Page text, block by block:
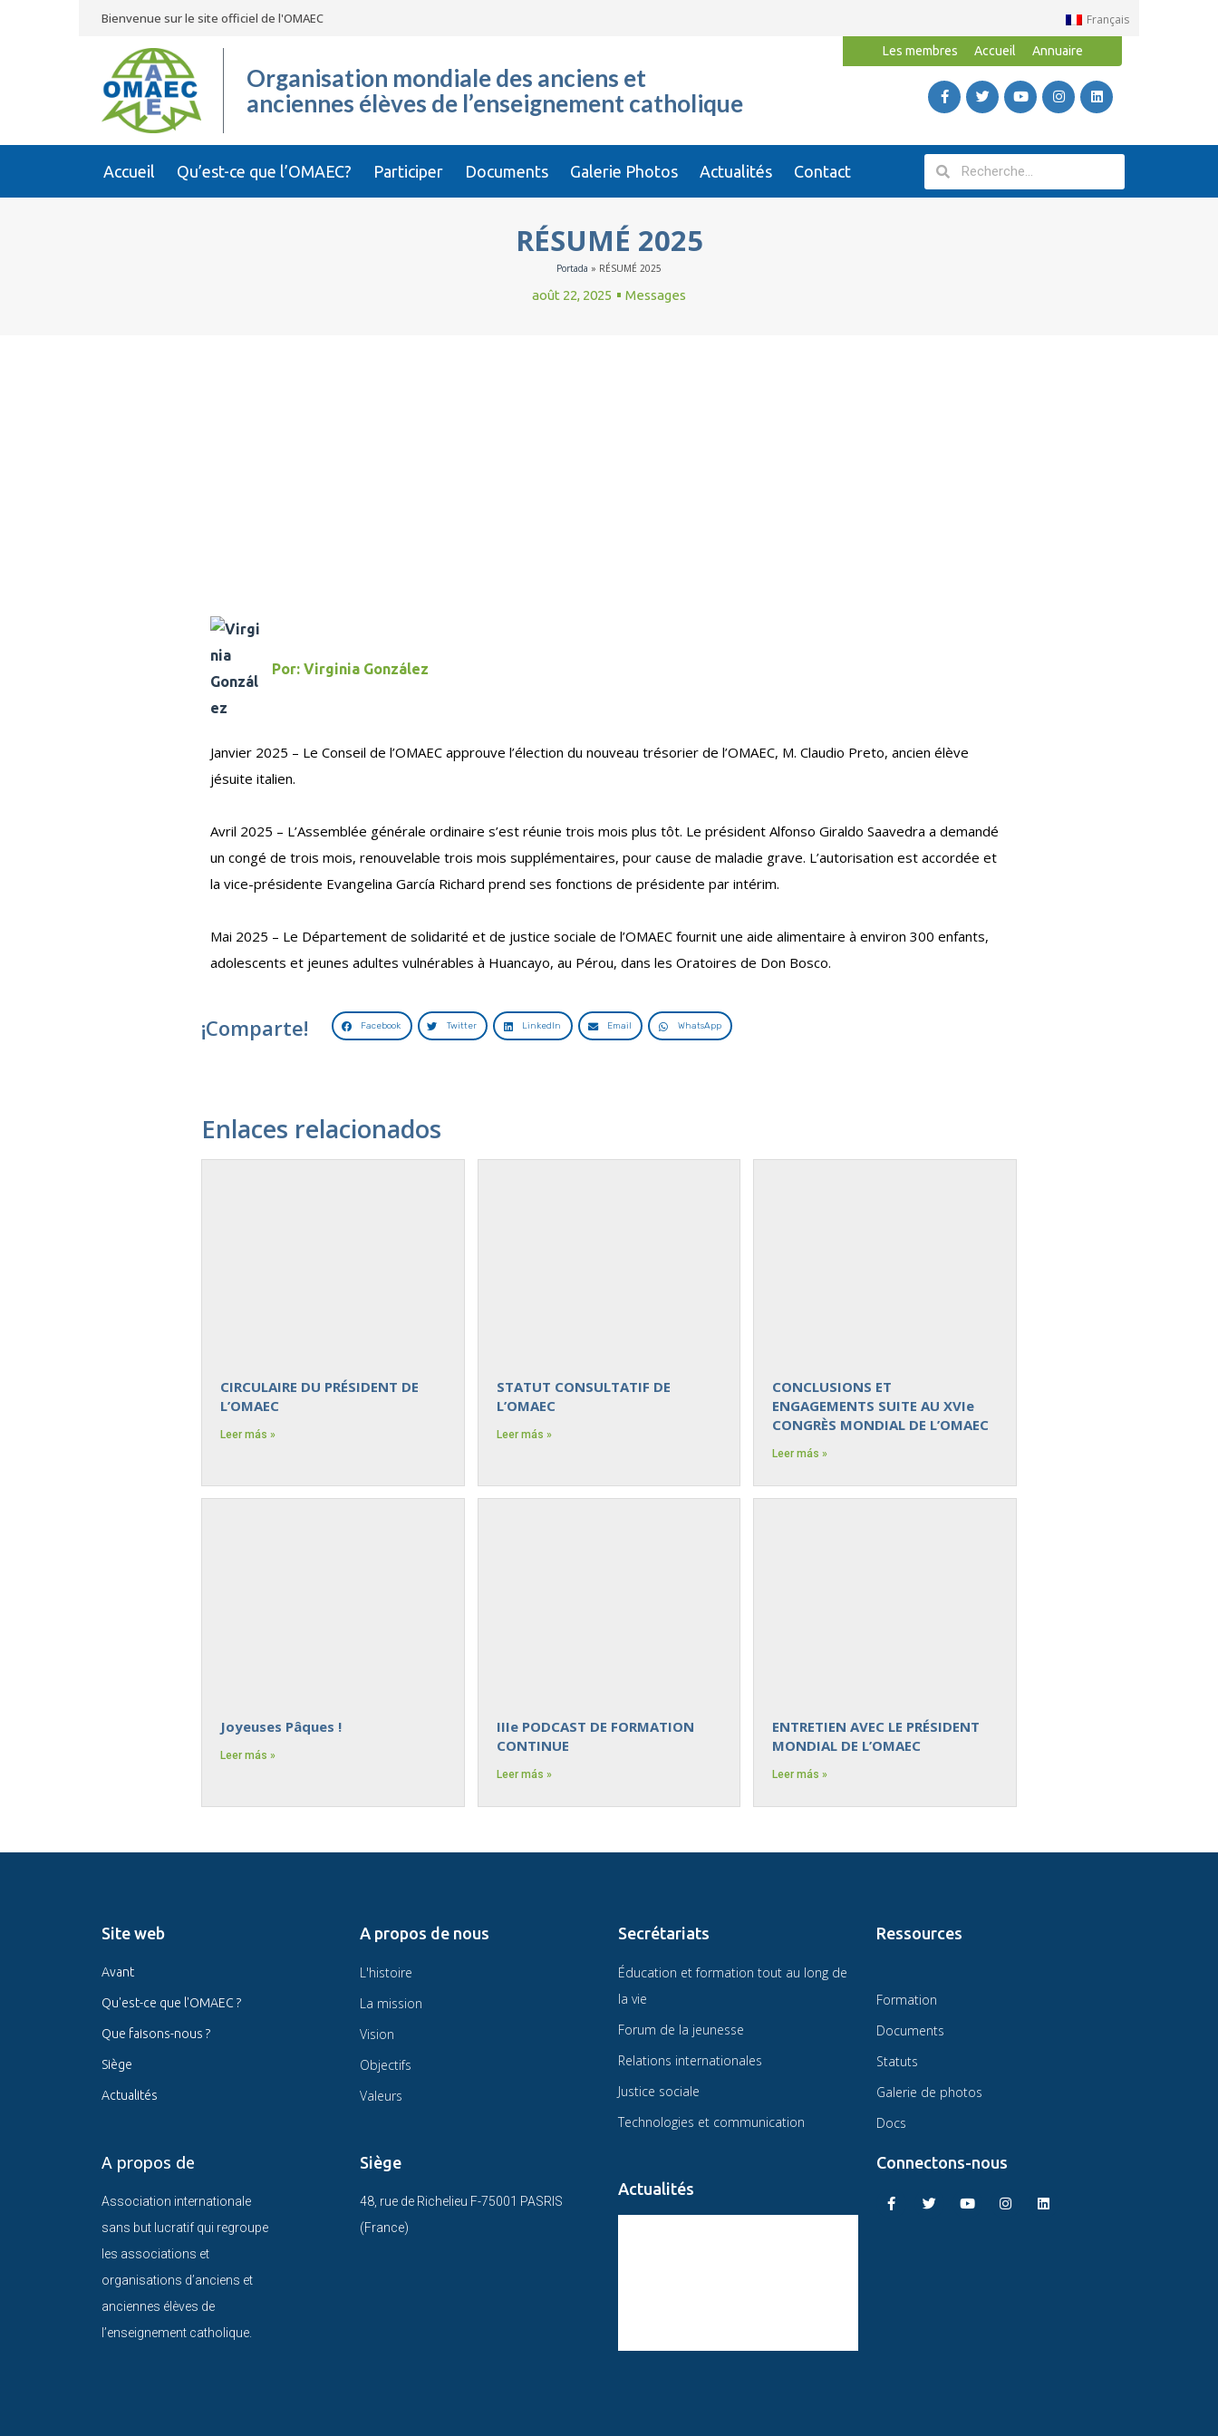
Bienvenue sur le site officiel de l'OMAEC Français
Organisation mondiale des anciens et
anciennes élèves de l’enseignement catholique
Les membres Accueil Annuaire
Accueil Qu’est-ce que l’OMAEC? Participer Documents Galerie Photos Actualités Contact
RÉSUMÉ 2025
Portada » RÉSUMÉ 2025
août 22, 2025 Messages
Por: Virginia González
Janvier 2025 – Le Conseil de l’OMAEC approuve l’élection du nouveau trésorier de l’OMAEC, M. Claudio Preto, ancien élève
jésuite italien.
Avril 2025 – L’Assemblée générale ordinaire s’est réunie trois mois plus tôt. Le président Alfonso Giraldo Saavedra a demandé
un congé de trois mois, renouvelable trois mois supplémentaires, pour cause de maladie grave. L’autorisation est accordée et
la vice-présidente Evangelina García Richard prend ses fonctions de présidente par intérim.
Mai 2025 – Le Département de solidarité et de justice sociale de l’OMAEC fournit une aide alimentaire à environ 300 enfants,
adolescents et jeunes adultes vulnérables à Huancayo, au Pérou, dans les Oratoires de Don Bosco.
¡Comparte! Facebook Twitter LinkedIn Email WhatsApp
Enlaces relacionados
CIRCULAIRE DU PRÉSIDENT DE
L’OMAEC
Leer más »
STATUT CONSULTATIF DE
L’OMAEC
Leer más »
CONCLUSIONS ET
ENGAGEMENTS SUITE AU XVIe
CONGRÈS MONDIAL DE L’OMAEC
Leer más »
Joyeuses Pâques !
Leer más »
IIIe PODCAST DE FORMATION
CONTINUE
Leer más »
ENTRETIEN AVEC LE PRÉSIDENT
MONDIAL DE L’OMAEC
Leer más »
Site web
Avant
Qu'est-ce que l'OMAEC ?
Que faisons-nous ?
Siège
Actualités
A propos de
Association internationale
sans but lucratif qui regroupe
les associations et
organisations d’anciens et
anciennes élèves de
l’enseignement catholique.
A propos de nous
L'histoire
La mission
Vision
Objectifs
Valeurs
Siège
48, rue de Richelieu F-75001 PASRIS
(France)
Secrétariats
Éducation et formation tout au long de
la vie
Forum de la jeunesse
Relations internationales
Justice sociale
Technologies et communication
Actualités
Ressources
Formation
Documents
Statuts
Galerie de photos
Docs
Connectons-nous